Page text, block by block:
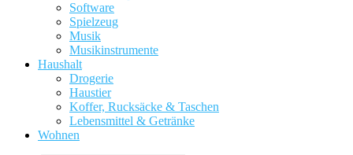
Software
Spielzeug
Musik
Musikinstrumente
Haushalt
Drogerie
Haustier
Koffer, Rucksäcke & Taschen
Lebensmittel & Getränke
Wohnen